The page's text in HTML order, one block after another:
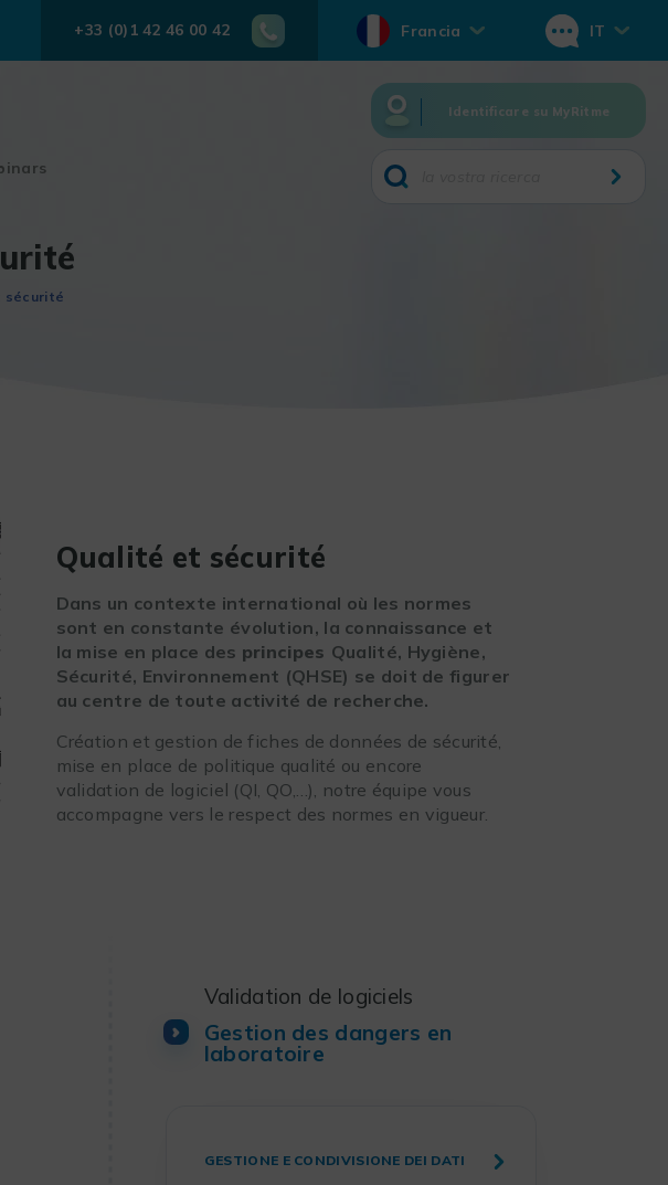
+33 (0)1 42 46 00 42 Francia IT
Identificare su MyRitme
sécurité
Qualité et sécurité
Dans un contexte international où les normes
sont en constante évolution, la connaissance et
la mise en place des principes Qualité, Hygiène,
Sécurité, Environnement (QHSE) se doit de figurer
au centre de toute activité de recherche.
Création et gestion de fiches de données de sécurité,
mise en place de politique qualité ou encore
validation de logiciel (QI, QO,…), notre équipe vous
accompagne vers le respect des normes en vigueur.
Validation de logiciels
Gestion des dangers en
laboratoire
GESTIONE E CONDIVISIONE DEI DATI